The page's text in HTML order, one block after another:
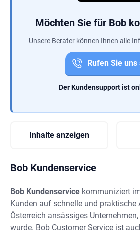
Möchten Sie für Bob
Unsere Berater können Ihnen alle
Rufen Sie uns
Der Kundensupport ist
Inhalte anzeigen
Bob Kundenservice
Bob Kundenservice kommuniziert
Kunden auf schnelle und praktische
Österreich ansässiges
wurde. Bob Customer Service ist